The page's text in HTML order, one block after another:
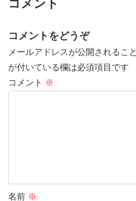
コメント
コメントをどうぞ
メールアドレスが公開されるこ
が付いている欄は必須項目です
コメント ※
名前 ※